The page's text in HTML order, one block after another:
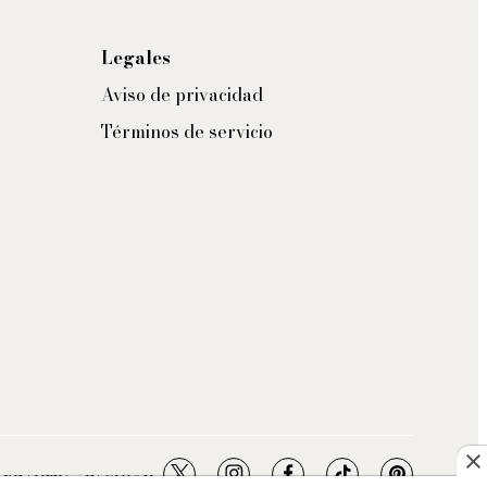
Legales
Aviso de privacidad
Términos de servicio
/ FASHION